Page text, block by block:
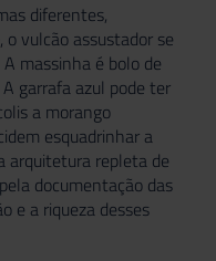
diferentes,
vulcão assustador se
massinha é bolo de
garrafa azul pode ter
a morango
esquadrinhar a
arquitetura repleta de
documentação das
e a riqueza desses